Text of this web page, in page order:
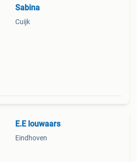
Sabina
Cuijk
E.E louwaars
Eindhoven